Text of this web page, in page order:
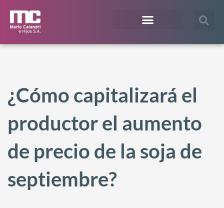
¿Cómo capitalizará el
productor el aumento
de precio de la soja de
septiembre?